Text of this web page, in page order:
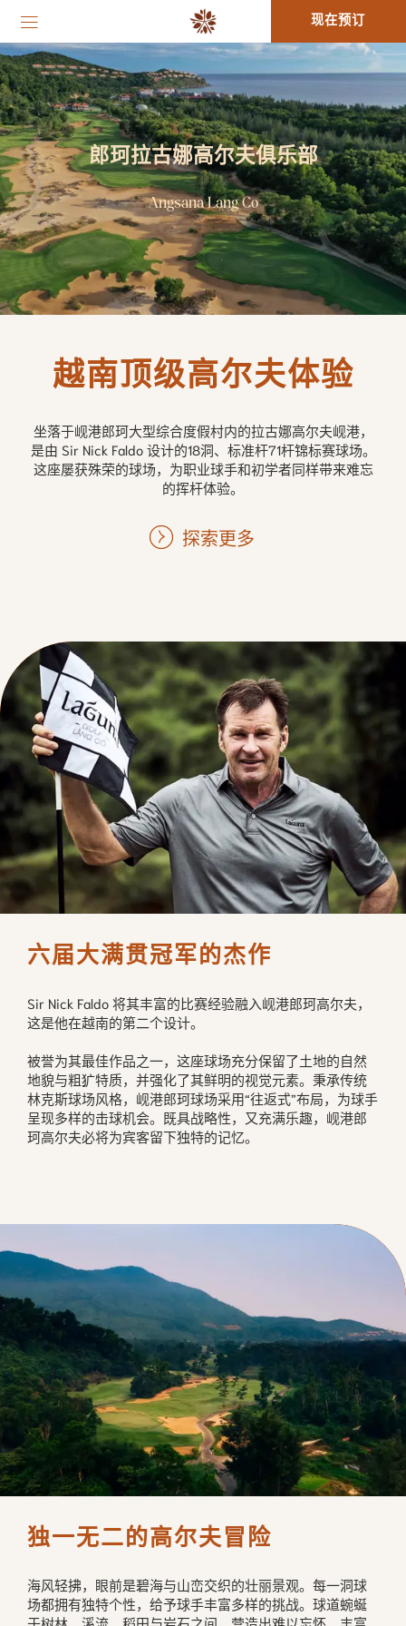
现在预订
郎珂拉古娜高尔夫俱乐部
Angsana Lang Co
越南顶级高尔夫体验
坐落于岘港郎珂大型综合度假村内的拉古娜高尔夫岘港，
是由 Sir Nick Faldo 设计的18洞、标准杆71杆锦标赛球场。
这座屡获殊荣的球场，为职业球手和初学者同样带来难忘
的挥杆体验。
探索更多
六届大满贯冠军的杰作
Sir Nick Faldo 将其丰富的比赛经验融入岘港郎珂高尔夫，
这是他在越南的第二个设计。
被誉为其最佳作品之一，这座球场充分保留了土地的自然
地貌与粗犷特质，并强化了其鲜明的视觉元素。秉承传统
林克斯球场风格，岘港郎珂球场采用“往返式”布局，为球手
呈现多样的击球机会。既具战略性，又充满乐趣，岘港郎
珂高尔夫必将为宾客留下独特的记忆。
独一无二的高尔夫冒险
海风轻拂，眼前是碧海与山峦交织的壮丽景观。每一洞球
场都拥有独特个性，给予球手丰富多样的挑战。球道蜿蜒